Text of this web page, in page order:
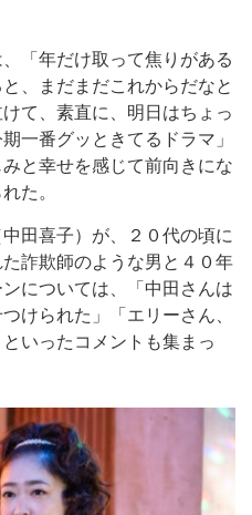
「年だけ取って焦りがある
、まだまだこれからだなと
て、素直に、明日はちょっ
一番グッときてるドラマ」
と幸せを感じて前向きにな
た。
田喜子）が、２０代の頃に
詐欺師のような男と４０年
については、「中田さんは
けられた」「エリーさん、
いったコメントも集まっ